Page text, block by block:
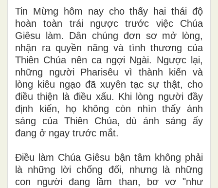
Tin Mừng hôm nay cho thấy hai thái độ
hoàn toàn trái ngược trước việc Chúa
Giêsu làm. Dân chúng đơn sơ mở lòng,
nhận ra quyền năng và tình thương của
Thiên Chúa nên ca ngợi Ngài. Ngược lại,
những người Pharisêu vì thành kiến và
lòng kiêu ngạo đã xuyên tạc sự thật, cho
điều thiện là điều xấu. Khi lòng người đầy
định kiến, họ không còn nhìn thấy ánh
sáng của Thiên Chúa, dù ánh sáng ấy
đang ở ngay trước mắt.
Điều làm Chúa Giêsu bận tâm không phải
là những lời chống đối, nhưng là những
con người đang lầm than, bơ vơ "như